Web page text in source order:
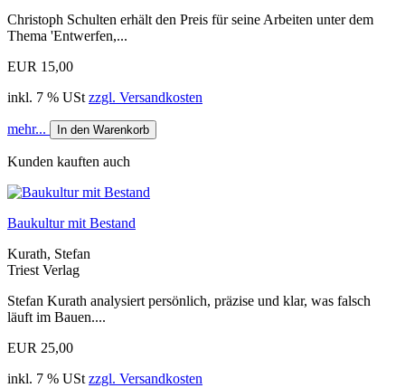
Christoph Schulten erhält den Preis für seine Arbeiten unter dem
Thema 'Entwerfen,...
EUR 15,00
inkl. 7 % USt zzgl. Versandkosten
mehr... In den Warenkorb
Kunden kauften auch
Baukultur mit Bestand
Kurath, Stefan
Triest Verlag
Stefan Kurath analysiert persönlich, präzise und klar, was falsch
läuft im Bauen....
EUR 25,00
inkl. 7 % USt zzgl. Versandkosten